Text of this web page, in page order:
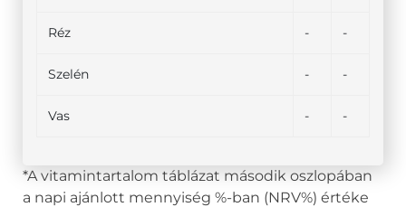
Réz - -
Szelén - -
Vas - -
*A vitamintartalom táblázat második oszlopában
a napi ajánlott mennyiség %-ban (NRV%) értéke